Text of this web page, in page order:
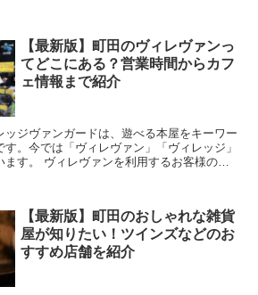
【最新版】町田のヴィレヴァンっ
てどこにある？営業時間からカフ
ェ情報まで紹介
ッジヴァンガードは、遊べる本屋をキーワー
す。今では「ヴィレヴァン」「ヴィレッジ」
るお客様の多
【最新版】町田のおしゃれな雑貨
屋が知りたい！ツインズなどのお
すすめ店舗を紹介